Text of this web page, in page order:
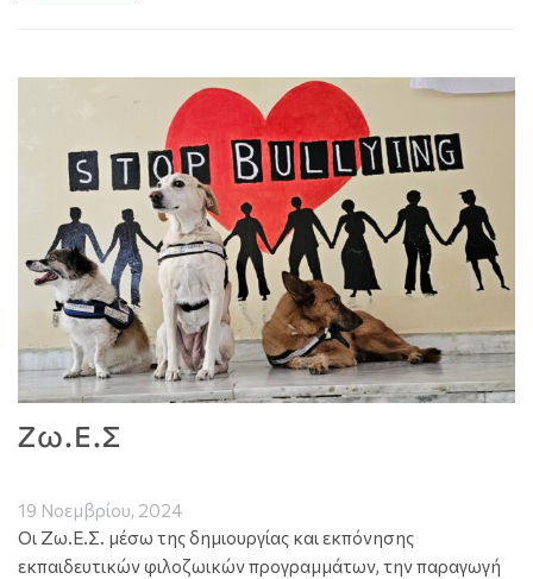
Ζω.Ε.Σ
19 Νοεμβρίου, 2024
Οι Ζω.Ε.Σ. μέσω της δημιουργίας και εκπόνησης
εκπαιδευτικών φιλοζωικών προγραμμάτων, την παραγωγή